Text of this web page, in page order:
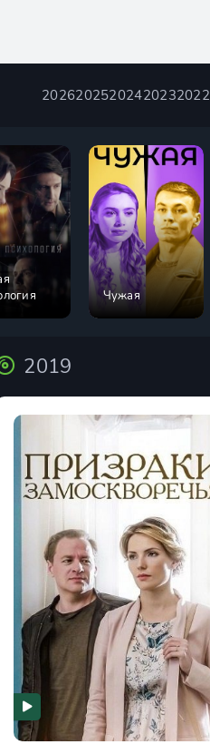
20262025202420232022
Чужая
2019